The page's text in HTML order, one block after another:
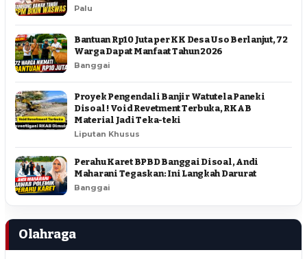
Palu
Bantuan Rp10 Juta per KK Desa Uso Berlanjut, 72
Warga Dapat Manfaat Tahun 2026
Banggai
Proyek Pengendali Banjir Watutela Paneki
Disoal ! Void Revetment Terbuka, RKAB
Material Jadi Teka-teki
Liputan Khusus
Perahu Karet BPBD Banggai Disoal, Andi
Maharani Tegaskan: Ini Langkah Darurat
Banggai
Olahraga